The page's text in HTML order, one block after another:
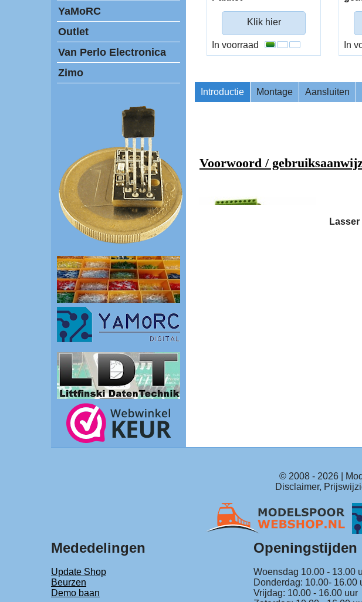
YaMoRC
Outlet
Van Perlo Electronica
Zimo
Klik hier
In voorraad In
Introductie Montage Aansluiten
Lasser
© 2008 - 2026|
Disclaimer,
Mededelingen Openingstijden
Update Shop Woensdag 10.00 - 13.00
Beurzen
Donderdag: 10.00- 16.00
Demo baan
Vrijdag: 10.00 - 16.00 uur